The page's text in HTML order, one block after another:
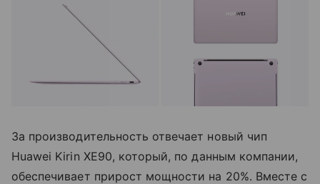
За производительность отвечает новый чип
Huawei Kirin XE90, который, по данным компании,
обеспечивает прирост мощности на 20%. Вместе с